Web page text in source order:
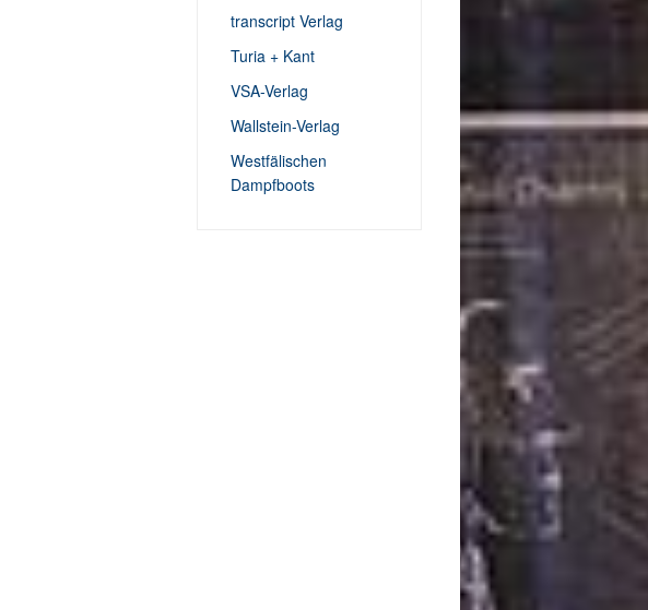
transcript Verlag
Turia + Kant
VSA-Verlag
Wallstein-Verlag
Westfälischen
Dampfboots